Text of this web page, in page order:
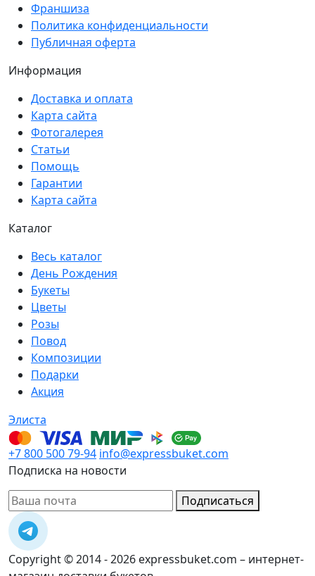
Франшиза
Политика конфиденциальности
Публичная оферта
Информация
Доставка и оплата
Карта сайта
Фотогалерея
Статьи
Помощь
Гарантии
Карта сайта
Каталог
Весь каталог
День Рождения
Букеты
Цветы
Розы
Повод
Композиции
Подарки
Акция
Элиста
+7 800 500 79-94 info@expressbuket.com
Подписка на новости
Подписаться
Copyright © 2014 - 2026 expressbuket.com – интернет-